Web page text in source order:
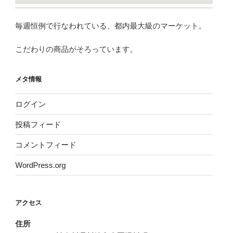
毎週恒例で行なわれている、都内最大級のマーケット。
こだわりの商品がそろっています。
メタ情報
ログイン
投稿フィード
コメントフィード
WordPress.org
アクセス
住所